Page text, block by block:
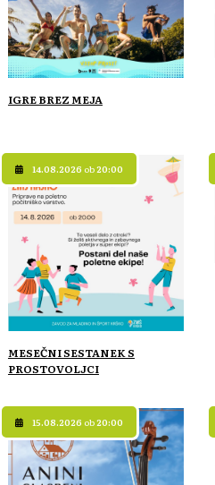
IGRE BREZ MEJA
14.08.2026 ob20:00
MESEČNI SESTANEK S
PROSTOVOLJCI
15.08.2026 ob20:00